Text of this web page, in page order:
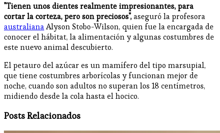
"Tienen unos dientes realmente impresionantes, para
cortar la corteza, pero son preciosos",aseguró la profesora
australianaAlyson Stobo-Wilson, quien fue la encargada de
conocer el hábitat, la alimentación y algunas costumbres de
este nuevo animal descubierto.
El petauro del azúcar es un mamífero del tipo marsupial,
que tiene costumbres arborícolas y funcionan mejor de
noche, cuando son adultos no superan los 18 centímetros,
midiendo desde la cola hasta el hocico.
Posts Relacionados